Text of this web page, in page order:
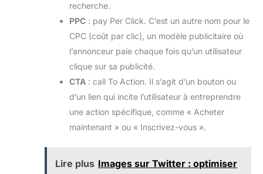
recherche.
PPC : pay Per Click. C’est un autre nom pour le
CPC (coût par clic), un modèle publicitaire où
l’annonceur paie chaque fois qu’un utilisateur
clique sur sa publicité.
CTA : call To Action. Il s’agit d’un bouton ou
d’un lien qui incite l’utilisateur à entreprendre
une action spécifique, comme « Acheter
maintenant » ou « Inscrivez-vous ».
Lire plus Images sur Twitter : optimiser